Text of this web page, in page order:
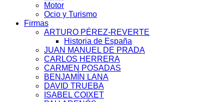
Motor
Ocio y Turismo
Firmas
ARTURO PÉREZ-REVERTE
Historia de España
JUAN MANUEL DE PRADA
CARLOS HERRERA
CARMEN POSADAS
BENJAMÍN LANA
DAVID TRUEBA
ISABEL COIXET